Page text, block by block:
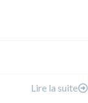
Lire la suite